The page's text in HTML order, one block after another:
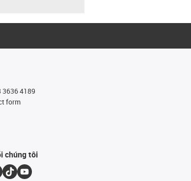
3636 4189
form
chúng tôi